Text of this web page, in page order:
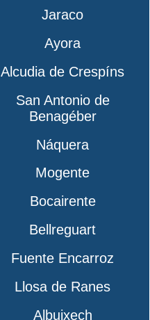
Jaraco
Ayora
Alcudia de Crespíns
San Antonio de
Benagéber
Náquera
Mogente
Bocairente
Bellreguart
Fuente Encarroz
Llosa de Ranes
Albuixech